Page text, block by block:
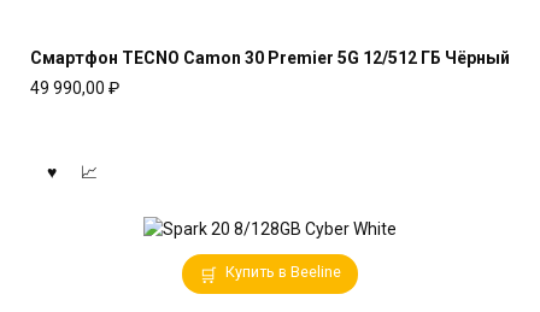
Смартфон TECNO Camon 30 Premier 5G 12/512 ГБ Чёрный
49 990,00 ₽
Купить в Beeline